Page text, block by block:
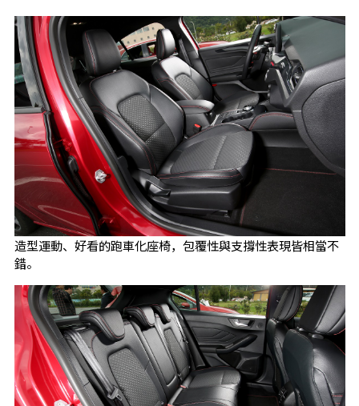
造型運動、好看的跑車化座椅，包覆性與支撐性表現皆相當不
錯。